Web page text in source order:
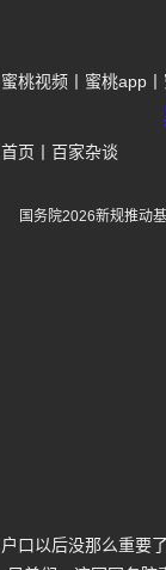
蜜桃视频 蜜桃app
首页 百家杂谈
国务院2026新规推动
户口以后没那么重要